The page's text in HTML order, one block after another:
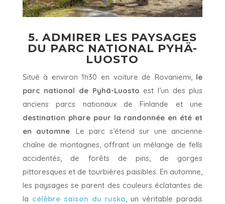
5. ADMIRER LES PAYSAGES
DU PARC NATIONAL PYHÄ-
LUOSTO
Situé à environ 1h30 en voiture de Rovaniemi,
le
parc national de Pyhä-Luosto est l’un des plus
anciens parcs nationaux de Finlande et une
destination phare pour la randonnée en été et
en automne. Le parc s’étend sur une ancienne
chaîne de montagnes, offrant un mélange de fells
accidentés, de forêts de pins, de gorges
pittoresques et de tourbières paisibles. En automne,
les paysages se parent des couleurs éclatantes de
la célèbre saison du ruska , un véritable paradis